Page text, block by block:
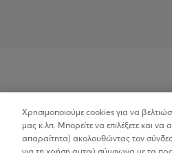
Προσβασιμότητα
Χρησιμοποιούμε cookies για να
μας κ.λπ. Μπορείτε να επιλέξετε και να
απαραίτητα) ακολουθώντας τον